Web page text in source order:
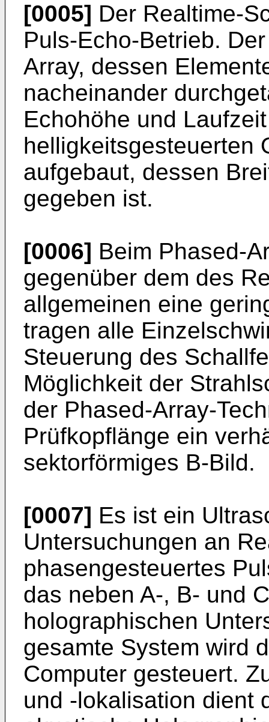
[0005] Der Realtime-
Puls-Echo-Betrieb.
Array, dessen
nacheinander
Echohöhe und
helligkeitsgesteuerten
aufgebaut, dessen
gegeben ist.
[0006] Beim Phased-
gegenüber dem des
allgemeinen eine
tragen alle
Steuerung des
Möglichkeit der
der Phased-Array-
Prüfkopflänge ein
sektorförmiges B-Bild.
[0007] Es ist ein
Untersuchungen an
phasengesteuertes
das neben A-, B- und
holographischen
gesamte System wird
Computer gesteuert.
und -lokalisation dient